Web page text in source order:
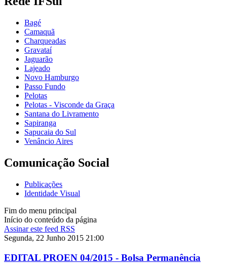
Bagé
Camaquã
Charqueadas
Gravataí
Jaguarão
Lajeado
Novo Hamburgo
Passo Fundo
Pelotas
Pelotas - Visconde da Graça
Santana do Livramento
Sapiranga
Sapucaia do Sul
Venâncio Aires
Comunicação Social
Publicações
Identidade Visual
Fim do menu principal
Início do conteúdo da página
Assinar este feed RSS
Segunda, 22 Junho 2015 21:00
EDITAL PROEN 04/2015 - Bolsa Permanência